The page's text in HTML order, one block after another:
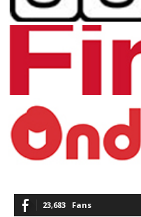
23,683 Fans